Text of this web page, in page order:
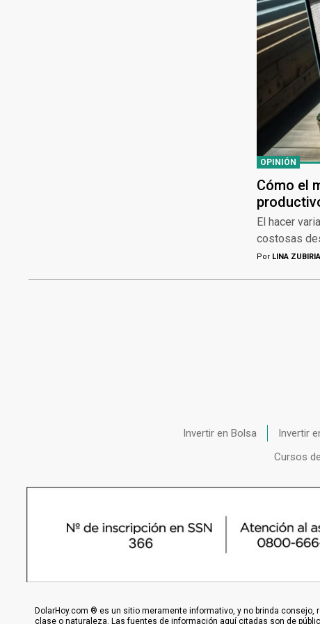
OPINIÓN
Cómo el
El hacer
costosas
PorLINA ZUBIRIA
Invertir en Bolsa Invertir
Cursos
DolarHoy.com ® es un sitio meramente informativo, y no brinda
clase o naturaleza. Las fuentes de información aquí citadas son de